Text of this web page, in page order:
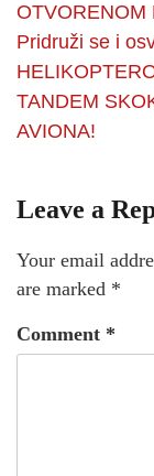
OTVORENOM
Pridruži se i
TANDEM
AVIONA!
Leave a
Your email
are marked *
Comment *